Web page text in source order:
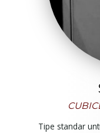
Tipe standar